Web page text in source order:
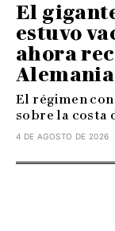
El
estuvo
ahora
Alemania
El régimen
sobre la costa
4 DE AGOSTO DE 2026